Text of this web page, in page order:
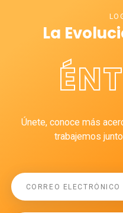
La
Únete, conoce más
trabajemos